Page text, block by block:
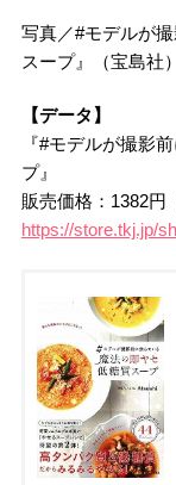
写真／#モデルが
スープ』（宝島社
【データ】
『#モデルが撮影
プ』
販売価格：1382円
https://store.tkj.jp/